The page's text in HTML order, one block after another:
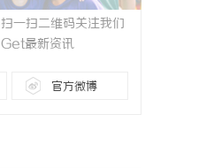
扫一扫二维码关注我们
Get最新资讯
官方微博